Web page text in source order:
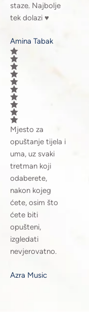
staze. Najbolje
tek dolazi ♥️
Amina Tabak
Mjesto za
opuštanje tijela i
uma, uz svaki
tretman koji
odaberete,
nakon kojeg
ćete, osim što
ćete biti
opušteni,
izgledati
nevjerovatno.
Azra Music